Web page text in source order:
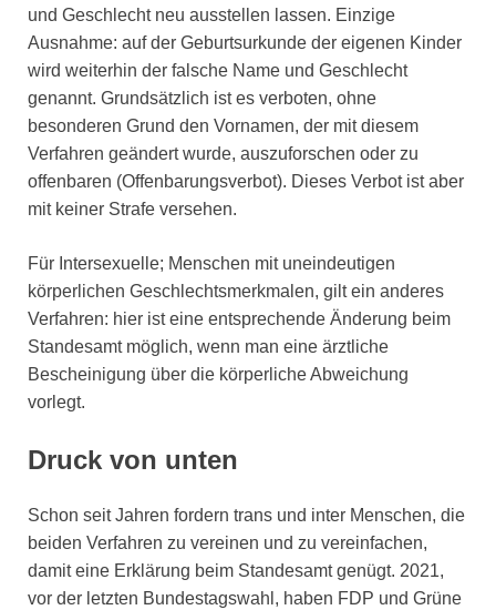
und Geschlecht neu ausstellen lassen. Einzige
Ausnahme: auf der Geburtsurkunde der eigenen Kinder
wird weiterhin der falsche Name und Geschlecht
genannt. Grundsätzlich ist es verboten, ohne
besonderen Grund den Vornamen, der mit diesem
Verfahren geändert wurde, auszuforschen oder zu
offenbaren (Offenbarungsverbot). Dieses Verbot ist aber
mit keiner Strafe versehen.
Für Intersexuelle; Menschen mit uneindeutigen
körperlichen Geschlechtsmerkmalen, gilt ein anderes
Verfahren: hier ist eine entsprechende Änderung beim
Standesamt möglich, wenn man eine ärztliche
Bescheinigung über die körperliche Abweichung
vorlegt.
Druck von unten
Schon seit Jahren fordern trans und inter Menschen, die
beiden Verfahren zu vereinen und zu vereinfachen,
damit eine Erklärung beim Standesamt genügt. 2021,
vor der letzten Bundestagswahl, haben FDP und Grüne